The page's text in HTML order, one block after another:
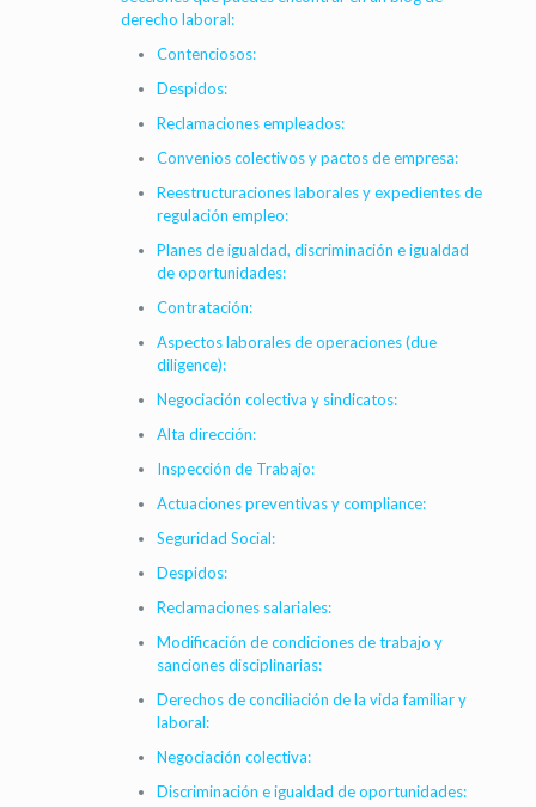
derecho laboral:
Contenciosos:
Despidos:
Reclamaciones empleados:
Convenios colectivos y pactos de empresa:
Reestructuraciones laborales y expedientes de
regulación empleo:
Planes de igualdad, discriminación e igualdad
de oportunidades:
Contratación:
Aspectos laborales de operaciones (due
diligence):
Negociación colectiva y sindicatos:
Alta dirección:
Inspección de Trabajo:
Actuaciones preventivas y compliance:
Seguridad Social:
Despidos:
Reclamaciones salariales:
Modificación de condiciones de trabajo y
sanciones disciplinarias:
Derechos de conciliación de la vida familiar y
laboral:
Negociación colectiva:
Discriminación e igualdad de oportunidades: